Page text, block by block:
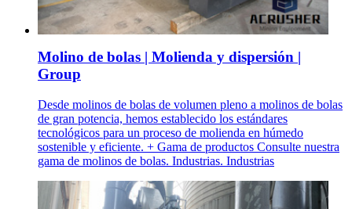
Molino de bolas | Molienda y dispersión |
Group
Desde molinos de bolas de volumen pleno a molinos de bolas
de gran potencia, hemos establecido los estándares
tecnológicos para un proceso de molienda en húmedo
sostenible y eficiente. + Gama de productos Consulte nuestra
gama de molinos de bolas. Industrias. Industrias